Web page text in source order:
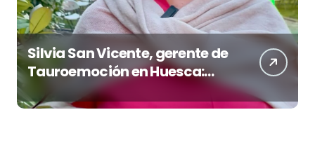
Silvia San Vicente, gerente de
Tauroemoción en Huesca:
«Todas las figuras del toreo
quieren venir a esta feria»